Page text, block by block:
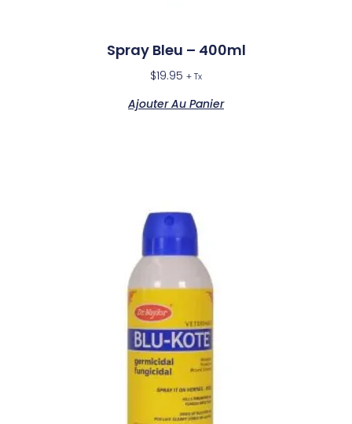
Spray Bleu – 400ml
$19.95 + Tx
Ajouter Au Panier